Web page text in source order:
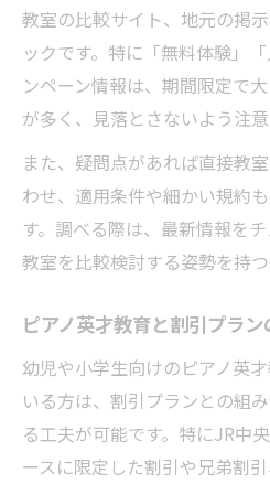
教室の比較サイト、地元の掲
ックです。特に「無料体験」
ンペーン情報は、期間限定で
が多く、見落とさないよう注意
また、疑問点があれば直接教
わせ、適用条件や細かい規約
す。調べる際は、最新情報を
教室を比較検討する姿勢を持つ
ピアノ英才教育と割引プラ
幼児や小学生向けのピアノ英
いる方は、割引プランとの組
る工夫が可能です。特にJR中
ースに限定した割引や兄弟割